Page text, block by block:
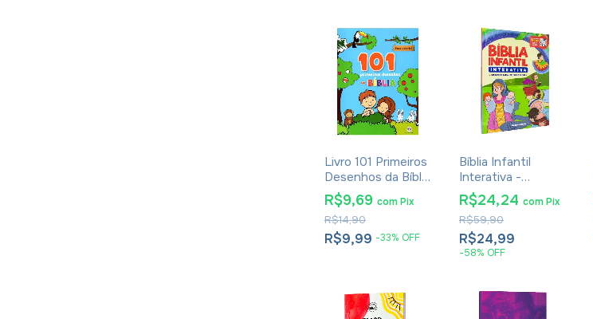
Livro 101 Primeiros
Desenhos da Bíblia
- Ciranda Cultural
R$9,99 -33% OFF
R$14,90
R$9,69 comPix
Bíblia Infantil
Interativa -
Geovana Muniz
R$24,99
-58% OFF
R$59,90
R$24,24 comPix